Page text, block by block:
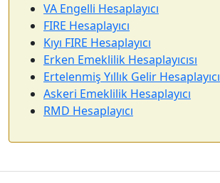
VA Engelli Hesaplayıcı
FIRE Hesaplayıcı
Kıyı FIRE Hesaplayıcı
Erken Emeklilik Hesaplayıcısı
Ertelenmiş Yıllık Gelir Hesaplayıcı
Askeri Emeklilik Hesaplayıcı
RMD Hesaplayıcı